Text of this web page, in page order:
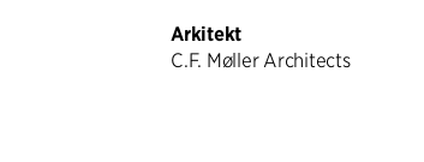
Arkitekt
C.F. Møller Architects